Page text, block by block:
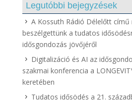
Legutóbbi bejegyzések
A Kossuth Rádió Délelőtt
beszélgettünk a tudatos
idősgondozás jövőjéről
Digitalizáció és AI az
szakmai konferencia a
keretében
Tudatos idősödés a 21.